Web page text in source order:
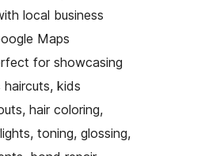
local business
Maps
for showcasing
haircuts, kids
hair coloring,
toning, glossing,